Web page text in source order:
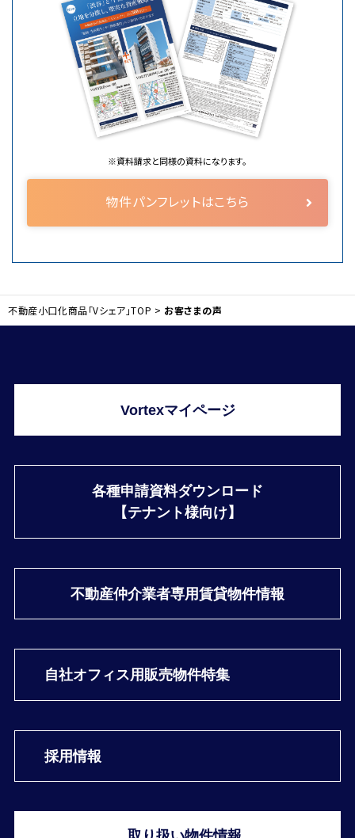
※資料請求と同様の資料になります。
物件パンフレットはこちら
不動産小口化商品「Vシェア」TOP > お客さまの声
Vortexマイページ
各種申請資料ダウンロード
【テナント様向け】
不動産仲介業者専用賃貸物件情報
自社オフィス用販売物件特集
採用情報